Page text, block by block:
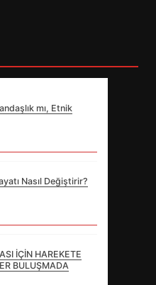
mı, Etnik
Nasıl Değiştirir?
İÇİN HAREKETE
BULUŞMADA
ATAMA: